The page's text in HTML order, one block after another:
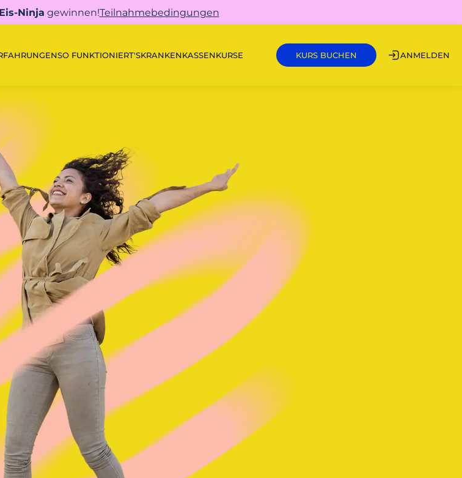
Eis-Ninja gewinnen!Teilnahmebedingungen
SO FUNKTIONIERT'SKRANKENKASSENKURSE KURS BUCHEN ANMELDEN